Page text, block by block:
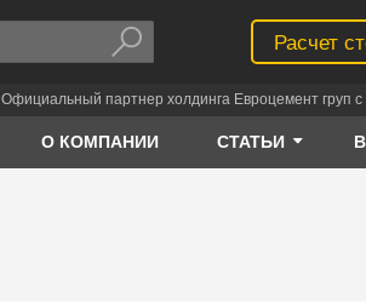
Расчет
Официальный партнер холдинга Евроцемент груп с
О КОМПАНИИ СТАТЬИ